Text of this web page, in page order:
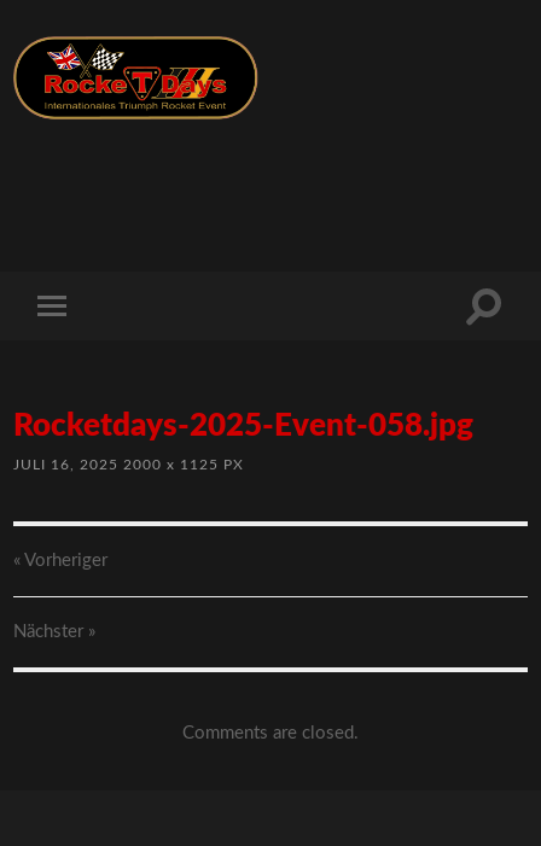
Rocketdays-2025-Event-058.jpg
JULI 16, 2025 2000x 1125 PX
« Vorheriger
Nächster »
Comments are closed.